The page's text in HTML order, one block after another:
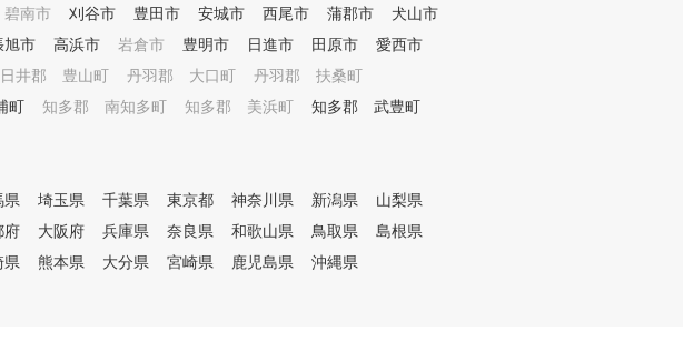
上のレッスン枠をご用意。 24
時間365日対応のオンライン予
約システムで、いつでも好きな
みながら上達をサポート！ 高
の楽しさをお伝えします。 さ
あ、私たちと一緒にゴルフを始
レッスンにお越しください！
碧南市 刈谷市 豊田市 安城市 西尾市 蒲郡市
犬山市
旭市 高浜市 岩倉市 豊明市 日進市 田原市
愛西市
井郡 豊山町 丹羽郡 大口町
丹羽郡 扶桑町
町 知多郡 南知多町 知多郡 美浜町
知多郡 武豊町
県 埼玉県 千葉県 東京都 神奈川県 新潟県
山梨県
府 大阪府 兵庫県 奈良県 和歌山県 鳥取県
島根県
県 熊本県 大分県 宮崎県 鹿児島県 沖縄県